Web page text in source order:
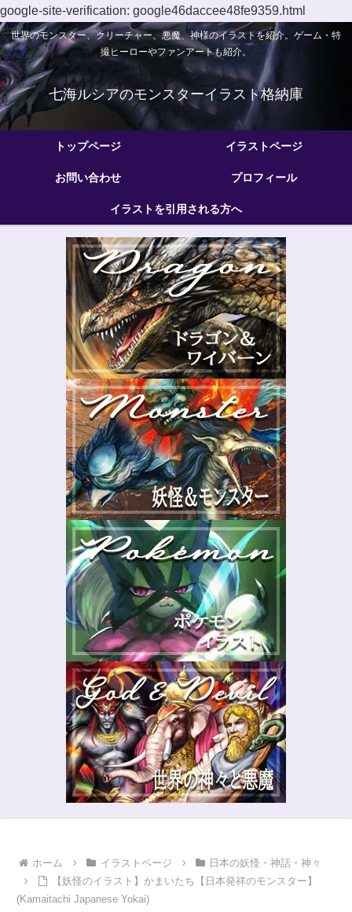
google-site-verification: google46daccee48fe9359.html
世界のモンスター、クリーチャー、悪魔、神様のイラストを紹介。ゲーム・特
撮ヒーローやファンアートも紹介。
七海ルシアのモンスターイラスト格納庫
トップページ イラストページ
お問い合わせ プロフィール
イラストを引用される方へ
ホーム イラストページ
日本の妖怪・神話・神々
【妖怪のイラスト】かまいたち【日本発祥のモンスター】
(Kamaitachi Japanese Yokai)